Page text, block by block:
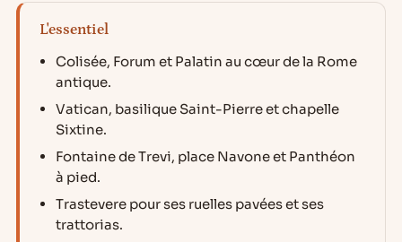
L'essentiel
Colisée, Forum et Palatin au cœur de la Rome
antique.
Vatican, basilique Saint-Pierre et chapelle
Sixtine.
Fontaine de Trevi, place Navone et Panthéon
à pied.
Trastevere pour ses ruelles pavées et ses
trattorias.